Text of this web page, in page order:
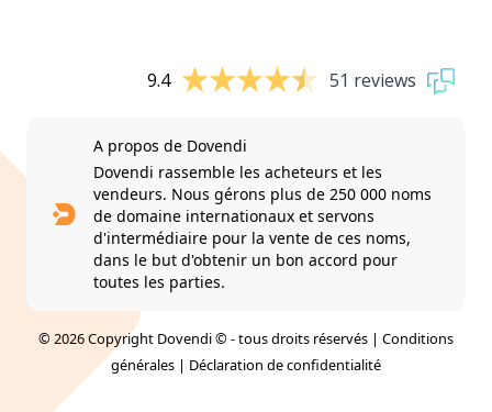
9.4 51 reviews
A propos de Dovendi
Dovendi rassemble les acheteurs et les
vendeurs. Nous gérons plus de 250 000 noms
de domaine internationaux et servons
d'intermédiaire pour la vente de ces noms,
dans le but d'obtenir un bon accord pour
toutes les parties.
© 2026 Copyright Dovendi © - tous droits réservés | Conditions
générales | Déclaration de confidentialité